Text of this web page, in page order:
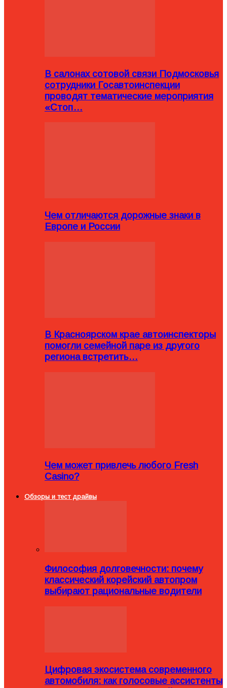
В салонах сотовой связи Подмосковья
сотрудники Госавтоинспекции
проводят тематические мероприятия
«Стоп…
Чем отличаются дорожные знаки в
Европе и России
В Красноярском крае автоинспекторы
помогли семейной паре из другого
региона встретить…
Чем может привлечь любого Fresh
Casino?
Обзоры и тест драйвы
Философия долговечности: почему
классический корейский автопром
выбирают рациональные водители
Цифровая экосистема современного
автомобиля: как голосовые ассистенты